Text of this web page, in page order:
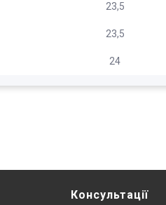
23,5
23,5
24
Консультації